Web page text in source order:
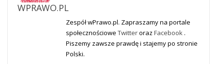
WPRAWO.PL
Zespół wPrawo.pl. Zapraszamy na portale
społecznościowe Twitteroraz Facebook .
Piszemy zawsze prawdę i stajemy po stronie
Polski.